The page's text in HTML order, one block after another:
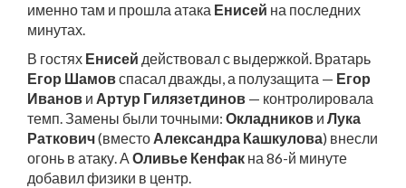
именно там и прошла атака Енисей на последних
минутах.
В гостях Енисей действовал с выдержкой. Вратарь
Егор Шамовспасал дважды, а полузащита — Егор
Иванов и Артур Гилязетдинов — контролировала
темп. Замены были точными: Окладников и Лука
Раткович(вместо Александра Кашкулова) внесли
огонь в атаку. А Оливье Кенфак на 86-й минуте
добавил физики в центр.